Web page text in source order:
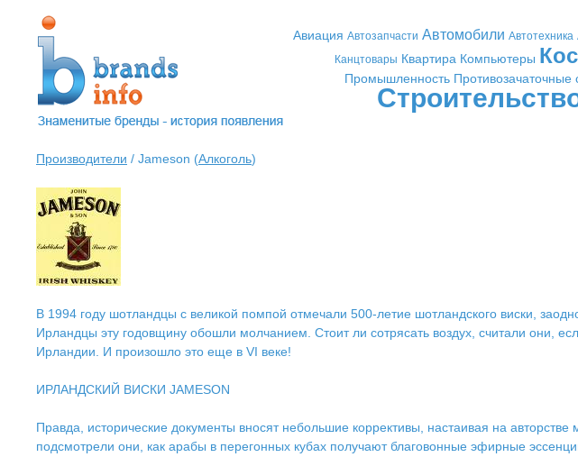
Авиация Автозапчасти Автомобили Автотехника
Канцтовары Квартира Компьютеры
Промышленность Противозачаточные
Производители / Jameson (Алкоголь)
В 1994 году шотландцы с великой помпой отмечали 500-летие шотландского виски,
Ирландцы эту годовщину обошли молчанием. Стоит ли сотрясать воздух, считали они,
Ирландии. И произошло это еще в VI веке!
ИРЛАНДСКИЙ ВИСКИ JAMESON
Правда, исторические документы вносят небольшие коррективы, настаивая на
подсмотрели они, как арабы в перегонных кубах получают благовонные эфирные